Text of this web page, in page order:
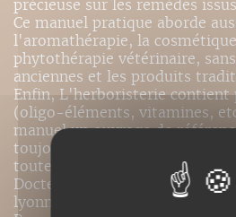
précieuse sur les remèdes
Ce manuel pratique aborde
l'aromathérapie, la
phytothérapie vétérinaire,
anciennes et les produits
Enfin, L'herboristerie contient
(oligo-éléments, vitamines,
manuel un ouvrage de
toujours clair et d'une lecture
toute personne voulant un bon
Docteur en pharmacie,
lyonnaise de plantes